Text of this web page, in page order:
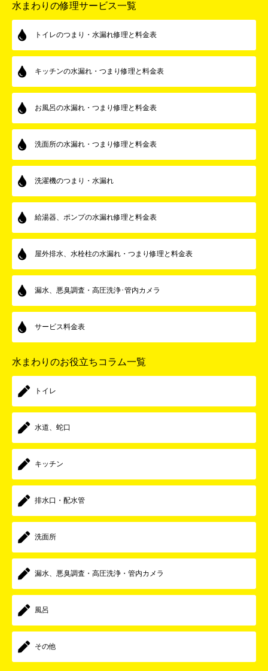
水まわりの修理サービス一覧
トイレのつまり・水漏れ修理と料金表
キッチンの水漏れ・つまり修理と料金表
お風呂の水漏れ・つまり修理と料金表
洗面所の水漏れ・つまり修理と料金表
洗濯機のつまり・水漏れ
給湯器、ポンプの水漏れ修理と料金表
屋外排水、水栓柱の水漏れ・つまり修理と料金表
漏水、悪臭調査・高圧洗浄･管内カメラ
サービス料金表
水まわりのお役立ちコラム一覧
トイレ
水道、蛇口
キッチン
排水口・配水管
洗面所
漏水、悪臭調査・高圧洗浄・管内カメラ
風呂
その他